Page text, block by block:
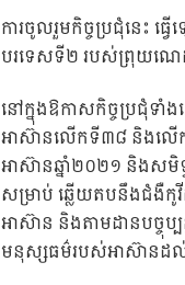
ការចូលរួមកិច្ចប្រជុំនេះ ធ្
បរទេសទី២ របស់ព្រុយណេ
នៅក្នុងឱកាសកិច្ចប្រជុំទាំង
អាស៊ានលើកទី៣៨ និងលើក
អាស៊ានឆ្នាំ២០២១ និងស
សម្រាប់ ឆ្លើយតបនឹងជំងឺកូ
អាស៊ាន និងតាមដានបច្ចុប្
មនុស្សធម៌របស់អាស៊ានដ